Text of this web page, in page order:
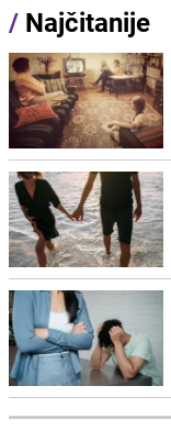
/ Najčitanije